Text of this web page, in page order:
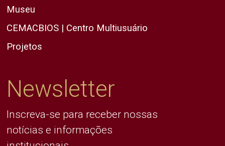
Museu
CEMACBIOS | Centro Multiusuário
Projetos
Newsletter
Inscreva-se para receber nossas
notícias e informações